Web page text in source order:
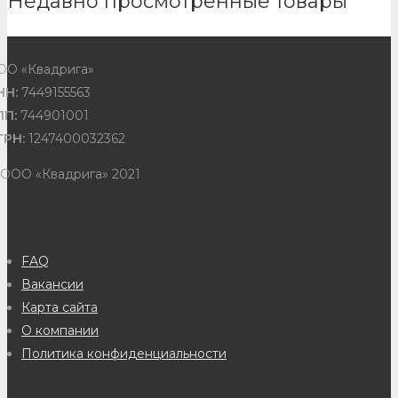
«Квадрига»
7449155563
744901001
1247400032362
«Квадрига» 2021
FAQ
Вакансии
Карта сайта
О компании
Политика конфиденциальности